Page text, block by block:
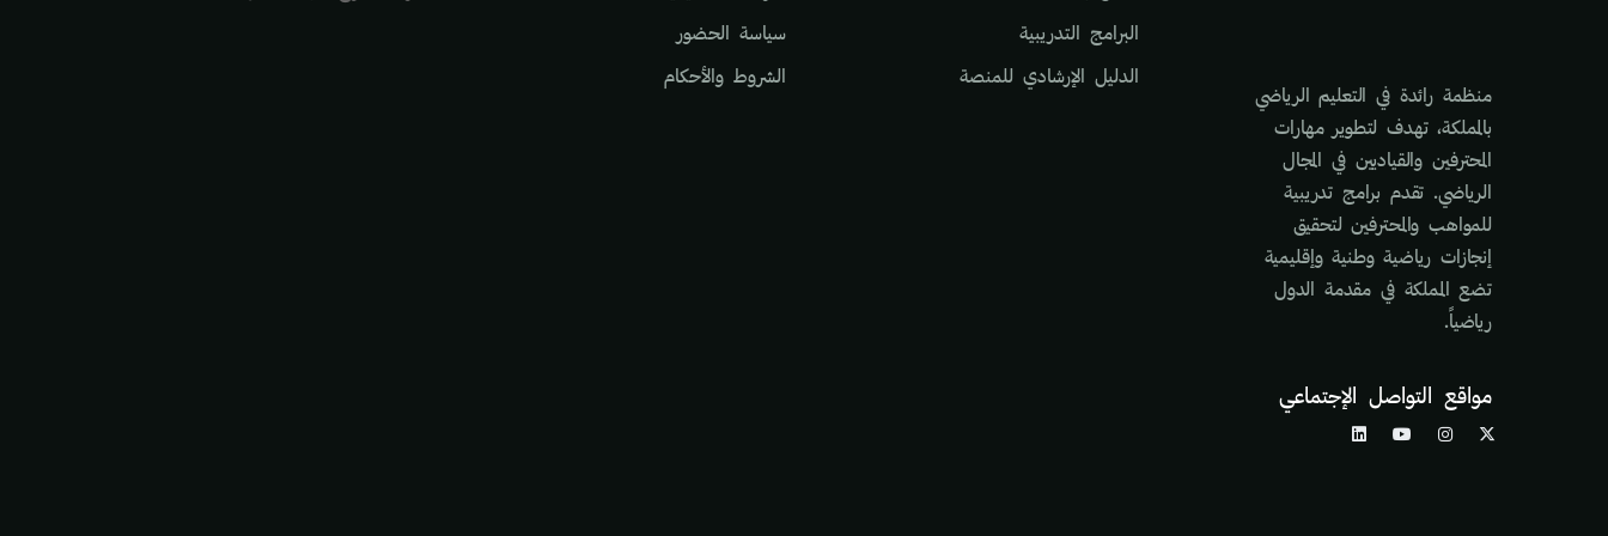
منظمة رائدة في التعليم الرياضي
بالمملكة، تهدف لتطوير مهارات
المحترفين والقياديين في المجال
الرياضي. تقدم برامج تدريبية
للمواهب والمحترفين لتحقيق
إنجازات رياضية وطنية وإقليمية
تضع المملكة في مقدمة الدول
رياضياً.
مواقع التواصل الإجتماعي
البرامج التدريبية
الدليل الإرشادي للمنصة
سياسة الحضور
الشروط والأحكام